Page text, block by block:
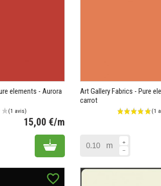
elements - Aurora
15,00 €/m
Add to cart
Art Gallery Fabrics - Pure
carrot
m
favorite_border